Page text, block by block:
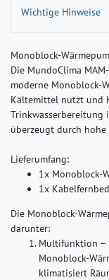
Wichtige Hinweise
Monoblock-
Die MundoClima
moderne Monoblock-
Kältemittel nutzt und
Trinkwasserbereitung
überzeugt durch
Lieferumfang:
1x Monoblock-
1x
Die Monoblock-
darunter:
Multifunktion –
Monoblock-
klimatisiert